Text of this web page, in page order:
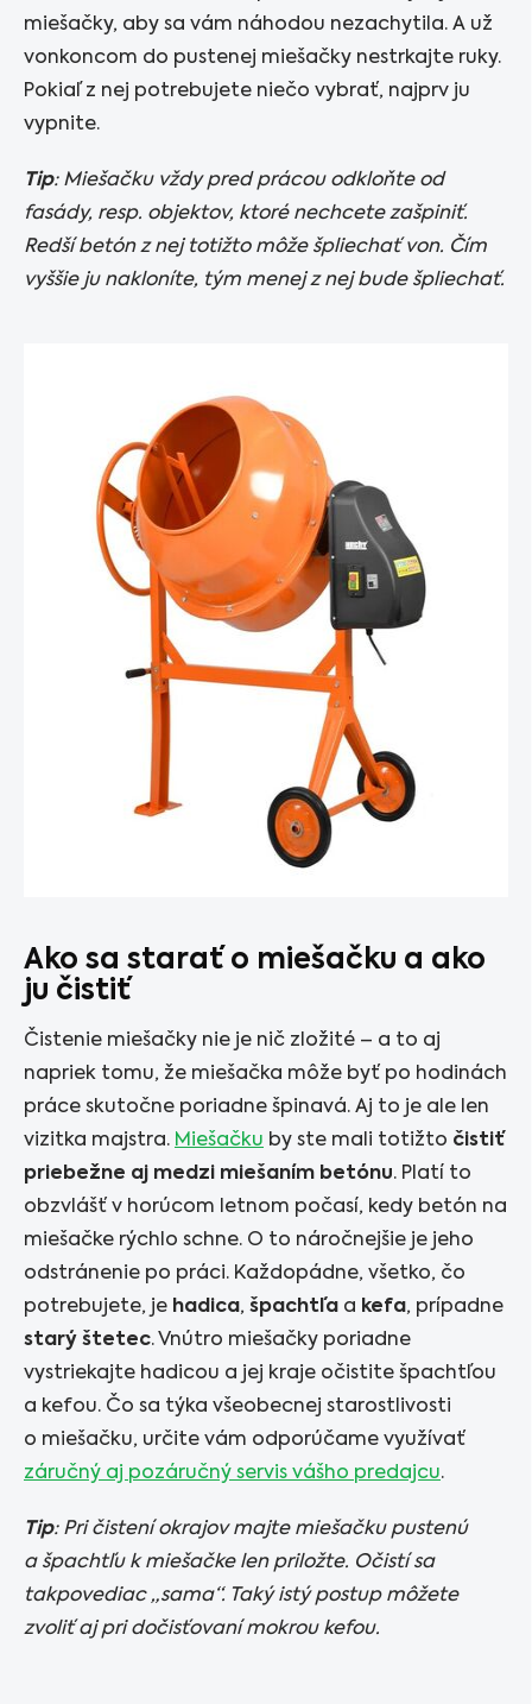
miešačky, aby sa vám náhodou nezachytila. A už
vonkoncom do pustenej miešačky nestrkajte ruky.
Pokiaľ z nej potrebujete niečo vybrať, najprv ju
vypnite.
Tip: Miešačku vždy pred prácou odkloňte od
fasády, resp. objektov, ktoré nechcete zašpiniť.
Redší betón z nej totižto môže špliechať von. Čím
vyššie ju nakloníte, tým menej z nej bude špliechať.
Ako sa starať o miešačku a ako
ju čistiť
Čistenie miešačky nie je nič zložité – a to aj
napriek tomu, že miešačka môže byť po hodinách
práce skutočne poriadne špinavá. Aj to je ale len
vizitka majstra. Miešačku by ste mali totižto čistiť
priebežne aj medzi miešaním betónu. Platí to
obzvlášť v horúcom letnom počasí, kedy betón na
miešačke rýchlo schne. O to náročnejšie je jeho
odstránenie po práci. Každopádne, všetko, čo
potrebujete, je hadica, špachtľa a kefa, prípadne
starý štetec. Vnútro miešačky poriadne
vystriekajte hadicou a jej kraje očistite špachtľou
a kefou. Čo sa týka všeobecnej starostlivosti
o miešačku, určite vám odporúčame využívať
záručný aj pozáručný servis vášho predajcu.
Tip: Pri čistení okrajov majte miešačku pustenú
a špachtľu k miešačke len priložte. Očistí sa
takpovediac „sama“. Taký istý postup môžete
zvoliť aj pri dočisťovaní mokrou kefou.